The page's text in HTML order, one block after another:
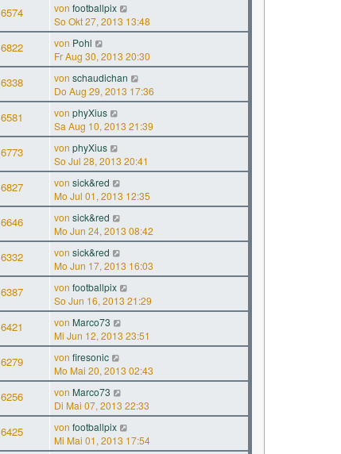
6574 von footballpix
So Okt 27, 2013 13:48
6822 von Pohl
Fr Aug 30, 2013 20:30
6338 von schaudichan
Do Aug 29, 2013 17:36
6581 von phyXius
Sa Aug 10, 2013 21:39
6773 von phyXius
So Jul 28, 2013 20:41
6827 von sick&red
Mo Jul 01, 2013 12:35
6646 von sick&red
Mo Jun 24, 2013 08:42
6332 von sick&red
Mo Jun 17, 2013 16:03
6387 von footballpix
So Jun 16, 2013 21:29
6421 von Marco73
Mi Jun 12, 2013 23:51
6279 von firesonic
Mo Mai 20, 2013 02:43
6256 von Marco73
Di Mai 07, 2013 22:33
6425 von footballpix
Mi Mai 01, 2013 17:54